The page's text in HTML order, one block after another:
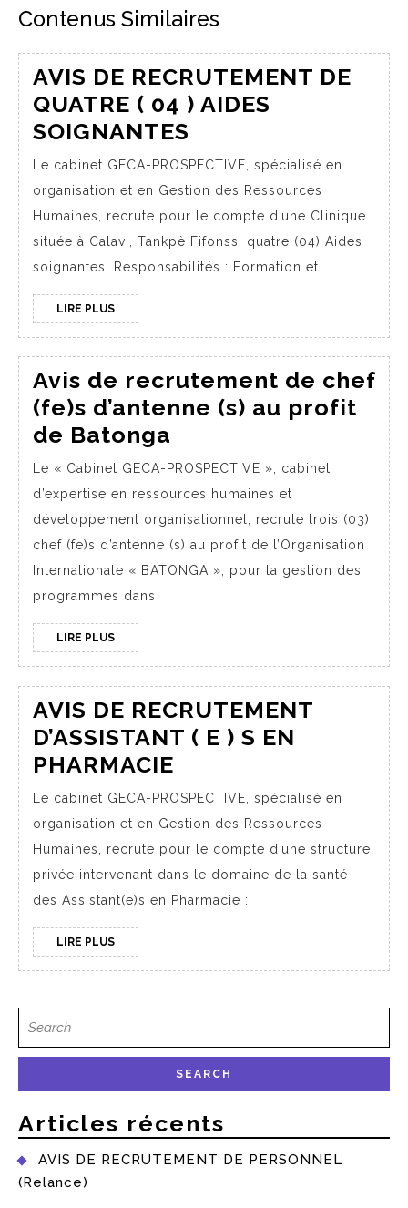
Contenus Similaires
AVIS DE RECRUTEMENT DE
QUATRE ( 04 ) AIDES
SOIGNANTES
Le cabinet GECA-PROSPECTIVE, spécialisé en
organisation et en Gestion des Ressources
Humaines, recrute pour le compte d’une Clinique
située à Calavi, Tankpè Fifonssi quatre (04) Aides
soignantes. Responsabilités : Formation et
LIRE PLUS
Avis de recrutement de chef
(fe)s d’antenne (s) au profit
de Batonga
Le « Cabinet GECA-PROSPECTIVE », cabinet
d’expertise en ressources humaines et
développement organisationnel, recrute trois (03)
chef (fe)s d’antenne (s) au profit de l’Organisation
Internationale « BATONGA », pour la gestion des
programmes dans
LIRE PLUS
AVIS DE RECRUTEMENT
D’ASSISTANT ( E ) S EN
PHARMACIE
Le cabinet GECA-PROSPECTIVE, spécialisé en
organisation et en Gestion des Ressources
Humaines, recrute pour le compte d’une structure
privée intervenant dans le domaine de la santé
des Assistant(e)s en Pharmacie :
LIRE PLUS
Articles récents
AVIS DE RECRUTEMENT DE PERSONNEL
(Relance)